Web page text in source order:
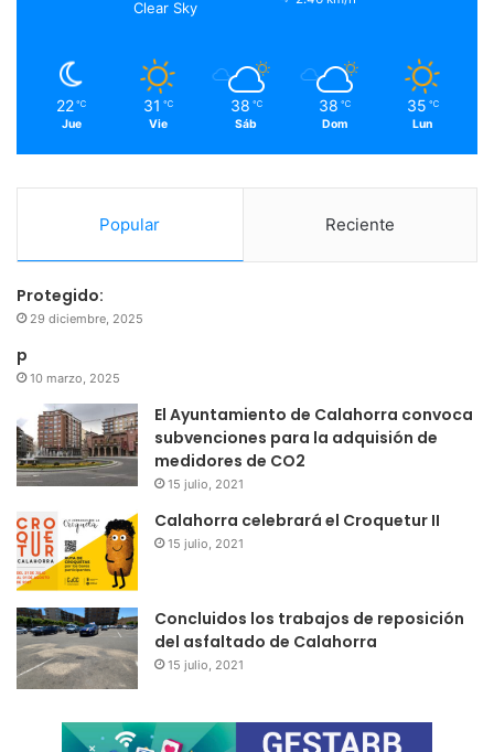
m
Clear Sky
22 ℃
Jue
31 ℃
Vie
38 ℃
Sáb
38 ℃
Dom
35 ℃
Lun
Popular Reciente
Protegido:
29 diciembre, 2025
p
10 marzo, 2025
El Ayuntamiento de Calahorra convoca
subvenciones para la adquisión de
medidores de CO2
15 julio, 2021
Calahorra celebrará el Croquetur II
15 julio, 2021
Concluidos los trabajos de reposición
del asfaltado de Calahorra
15 julio, 2021